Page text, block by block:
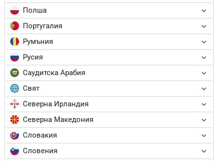
Полша
Португалия
Румъния
Русия
Саудитска Арабия
Свят
Северна Ирландия
Северна Македония
Словакия
Словения